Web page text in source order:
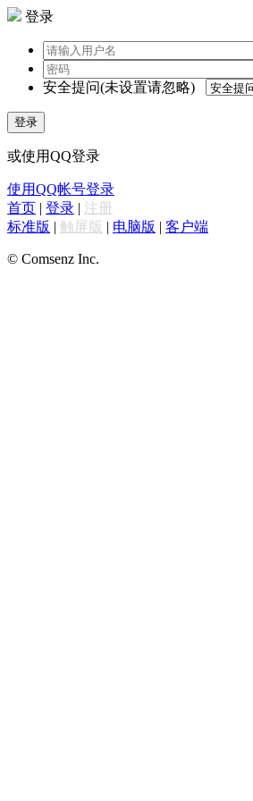
登录
安全提问(未设置请忽略)
登录
或使用QQ登录
使用QQ帐号登录
首页 | 登录 | 注册
标准版 | 触屏版 | 电脑版 | 客户端
© Comsenz Inc.